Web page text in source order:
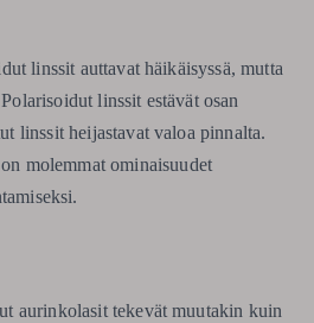
linssit auttavat häikäisyssä, mutta
linssit estävät osan
linssit heijastavat valoa pinnalta.
molemmat ominaisuudet
aurinkolasit tekevät muutakin kuin